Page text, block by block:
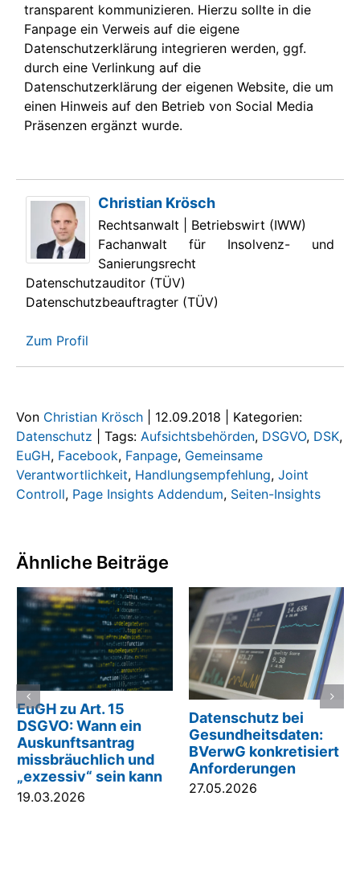
transparent kommunizieren. Hierzu sollte in die
Fanpage ein Verweis auf die eigene
Datenschutzerklärung integrieren werden, ggf.
durch eine Verlinkung auf die
Datenschutzerklärung der eigenen Website, die um
einen Hinweis auf den Betrieb von Social Media
Präsenzen ergänzt wurde.
Christian Krösch
Rechtsanwalt | Betriebswirt (IWW)
Fachanwalt für Insolvenz- und
Sanierungsrecht
Datenschutzauditor (TÜV)
Datenschutzbeauftragter (TÜV)
Zum Profil
Von Christian Krösch 12.09.2018
Kategorien:
Datenschutz
Tags: Aufsichtsbehörden, DSGVO, DSK,
EuGH, Facebook, Fanpage, Gemeinsame
Verantwortlichkeit, Handlungsempfehlung, Joint
Controll, Page Insights Addendum, Seiten-Insights
Ähnliche Beiträge
EuGH zu Art. 15
DSGVO: Wann ein
Auskunftsantrag
missbräuchlich und
„exzessiv“ sein kann
19.03.2026
Datenschutz bei
Gesundheitsdaten:
BVerwG konkretisiert
Anforderungen
27.05.2026